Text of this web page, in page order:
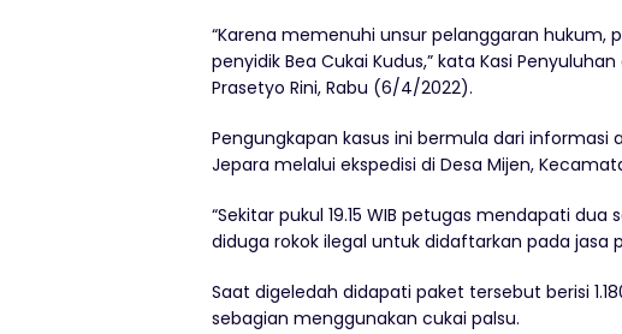
“Karena memenuhi unsur pelanggaran hukum,
penyidik Bea Cukai Kudus,” kata Kasi
Prasetyo Rini, Rabu (6/4/2022).
Pengungkapan kasus ini bermula dari
Jepara melalui ekspedisi di Desa Mijen,
“Sekitar pukul 19.15 WIB petugas mendapati
diduga rokok ilegal untuk didaftarkan pada jasa
Saat digeledah didapati paket tersebut berisi
sebagian menggunakan cukai palsu.